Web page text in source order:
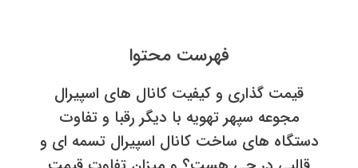
فهرست محتوا
قيمت گذاري و كيفيت كانال هاي اسپيرال
مجوعه سپهر تهويه با ديگر رقبا و تفاوت
دستگاه هاي ساخت كانال اسپيرال تسمه اي و